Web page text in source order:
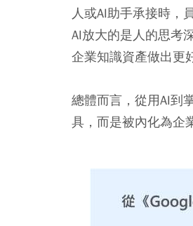
人或AI助手承接時，
AI放大的是人的思考
企業知識資產做出更
總體而言，從用AI到
具，而是被內化為企